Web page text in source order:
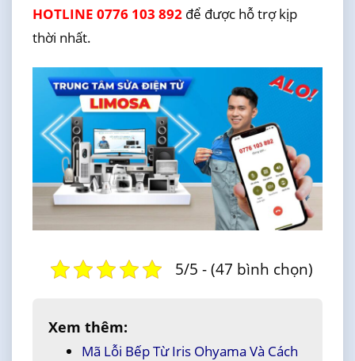
HOTLINE 0776 103 892để được hỗ trợ kịp
thời nhất.
5/5 - (47 bình chọn)
Xem thêm:
Mã Lỗi Bếp Từ Iris Ohyama Và Cách